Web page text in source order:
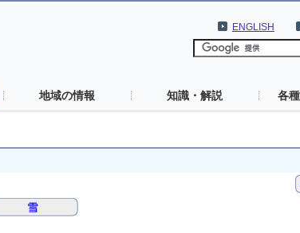
ENGLISH
地域の情報 知識・解説 各